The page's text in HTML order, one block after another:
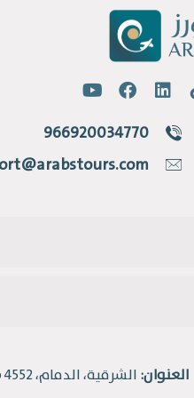
966920034770
العنوان: الشرقية، الدمام، 4552 طريق الملك فهد، حي القادسية.